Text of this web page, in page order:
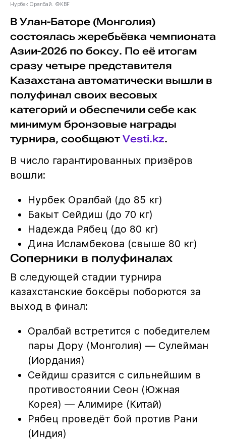
Нурбек Оралбай. ©KBF
В Улан-Баторе (Монголия)
состоялась жеребьёвка чемпионата
Азии-2026 по боксу. По её итогам
сразу четыре представителя
Казахстана автоматически вышли в
полуфинал своих весовых
категорий и обеспечили себе как
минимум бронзовые награды
турнира, сообщают Vesti.kz.
В число гарантированных призёров
вошли:
Нурбек Оралбай (до 85 кг)
Бакыт Сейдиш (до 70 кг)
Надежда Рябец (до 80 кг)
Дина Исламбекова (свыше 80 кг)
Соперники в полуфиналах
В следующей стадии турнира
казахстанские боксёры поборются за
выход в финал:
Оралбай встретится с победителем
пары Дору (Монголия) — Сулейман
(Иордания)
Сейдиш сразится с сильнейшим в
противостоянии Сеон (Южная
Корея) — Алимире (Китай)
Рябец проведёт бой против Рани
(Индия)